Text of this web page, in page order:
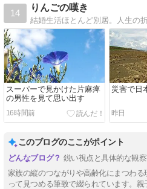
14
りんごの嘆き
スーパーで見かけた片麻痺
の男性を見て思い出す
16時間前
災害で日
昨日
このブログのここがポイント
鋭い視点と具体的な観察
家族の縦のつながりや高齢化にまつわ
って見つめる筆致で綴られています。